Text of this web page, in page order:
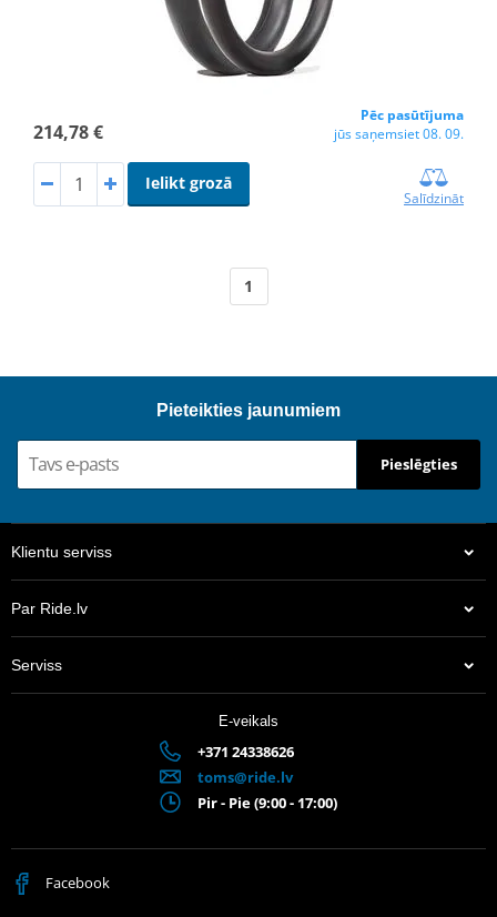
214,78 €
Pēc pasūtījuma
jūs saņemsiet 08. 09.
Ielikt grozā
Salīdzināt
1
Pieteikties jaunumiem
Pieslēgties
Klientu serviss
Par Ride.lv
Serviss
E-veikals
+371 24338626
toms@ride.lv
Pir - Pie (9:00 - 17:00)
Facebook